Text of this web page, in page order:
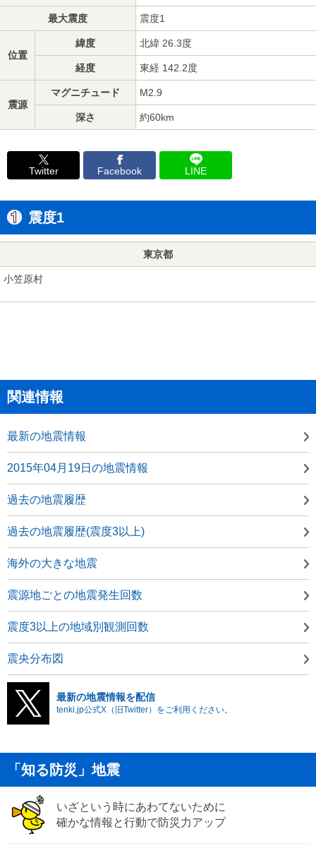
最大震度 震度1
位置
緯度 北緯 26.3度
経度 東経 142.2度
震源
マグニチュード M2.9
深さ 約60km
Twitter Facebook LINE
震度1
東京都
小笠原村
関連情報
最新の地震情報
2015年04月19日の地震情報
過去の地震履歴
過去の地震履歴(震度3以上)
海外の大きな地震
震源地ごとの地震発生回数
震度3以上の地域別観測回数
震央分布図
最新の地震情報を配信
tenki.jp公式X（旧Twitter）をご利用ください。
「知る防災」地震
いざという時にあわてないために
確かな情報と行動で防災力アップ